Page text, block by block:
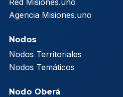
Agencia Misiones.uno
Nodos
Nodos Territoriales
Nodos Temáticos
Nodo Oberá